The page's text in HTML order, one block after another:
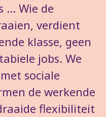
... Wie de
verdient
klasse, geen
jobs. We
sociale
de werkende
flexibiliteit